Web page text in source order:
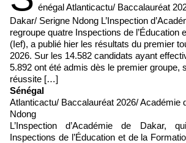
énégal Atlanticactu/ Baccalauréat
Dakar/ Serigne Ndong L’Inspection
regroupe quatre Inspections de l’Éducation
(Ief), a publié hier les résultats du premier
2026. Sur les 14.582 candidats ayant
5.892 ont été admis dès le premier groupe,
réussite […]
Sénégal
Atlanticactu/ Baccalauréat 2026/ Académie
Ndong
L’Inspection d’Académie de Dakar,
Inspections de l’Éducation et de la